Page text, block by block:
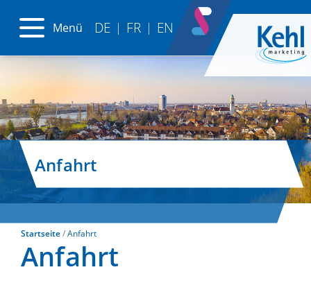
Menü DE | FR | EN
Anfahrt
Startseite Anfahrt
Anfahrt